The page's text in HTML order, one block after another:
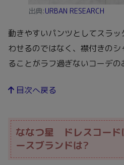
出典:URBAN RESEARCH
動きやすいパンツとしてスラ
わせるのではなく、襟付きの
ることがラフ過ぎないコーデの
目次へ戻る
ななつ星 ドレスコード
ースブランドは?